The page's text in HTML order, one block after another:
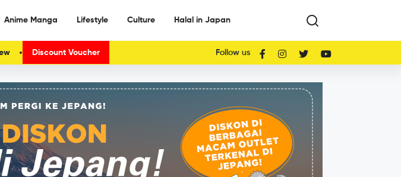
Anime Manga Lifestyle Culture Halal in Japan
Discount Voucher Follow us